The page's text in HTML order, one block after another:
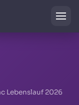
Lebenslauf 2026